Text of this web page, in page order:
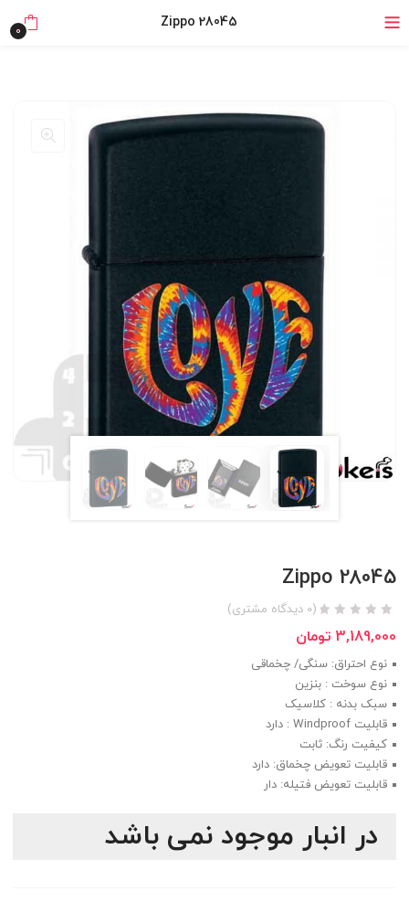
خرید قسطی با ترب‌پی
خرید قسطی با ترب‌پی
Zippo 28045
0
Zippo 28045
(
0 دیدگاه مشتری)
3,189,000 تومان
نوع احتراق: سنگی/ چخماقی
نوع سوخت : بنزین
سبک بدنه : کلاسیک
قابلیت Windproof : دارد
کیفیت رنگ: ثابت
قابلیت تعویض چخماق: دارد
قابلیت تعویض فتیله: دار
در انبار موجود نمی باشد